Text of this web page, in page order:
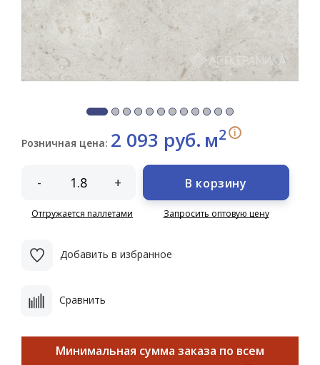
Розничная цена: 2 093 руб. м2 i
- +
Отгружается паллетами
В корзину
Запросить оптовую цену
Добавить в избранное
Сравнить
Минимальная сумма заказа по всем